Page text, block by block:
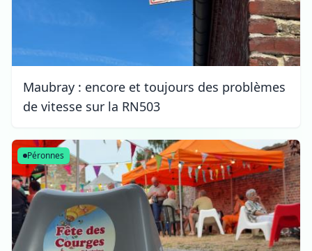
Maubray : encore et toujours des problèmes
de vitesse sur la RN503
Péronnes